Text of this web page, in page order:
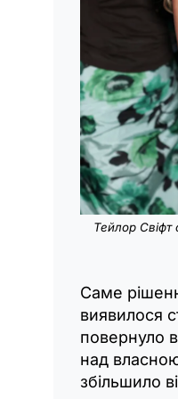
Тейлор Свіфт
Саме
виявилося
повернуло
над власною
збільшило